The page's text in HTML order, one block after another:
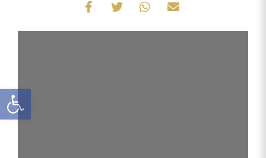
Ouvrir la barre d’outils